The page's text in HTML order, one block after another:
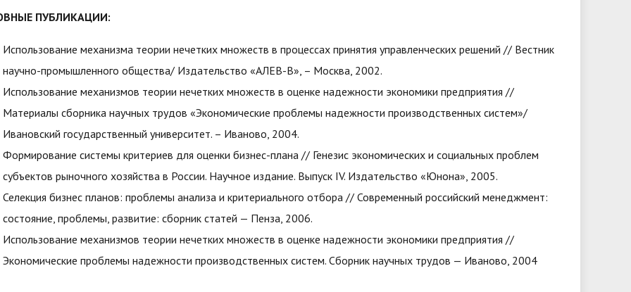
ПУБЛИКАЦИИ:
Использование механизма теории нечетких множеств в процессах принятия управленческих решений // Вестник
научно-промышленного общества/ Издательство «АЛЕВ-В», – Москва, 2002.
Использование механизмов теории нечетких множеств в оценке надежности экономики предприятия //
Материалы сборника научных трудов «Экономические проблемы надежности производственных систем»/
Ивановский государственный университет. – Иваново, 2004.
Формирование системы критериев для оценки бизнес-плана // Генезис экономических и социальных проблем
субъектов рыночного хозяйства в России. Научное издание. Выпуск IV. Издательство «Юнона», 2005.
Селекция бизнес планов: проблемы анализа и критериального отбора // Современный российский менеджмент:
состояние, проблемы, развитие: сборник статей — Пенза, 2006.
Использование механизмов теории нечетких множеств в оценке надежности экономики предприятия //
Экономические проблемы надежности производственных систем. Сборник научных трудов — Иваново, 2004